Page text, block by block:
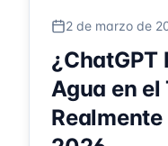
2 de marzo de
¿ChatGPT
Agua en el